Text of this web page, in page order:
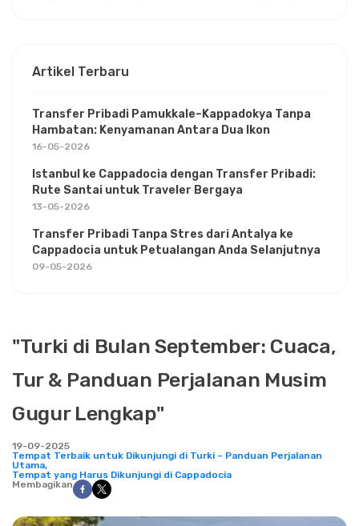
"Turki di Bulan September: Cuaca,
Tur & Panduan Perjalanan Musim
Gugur Lengkap"
19-09-2025
Tempat Terbaik untuk Dikunjungi di Turki – Panduan Perjalanan
Utama,
Tempat yang Harus Dikunjungi di Cappadocia
Membagikan
Artikel Terbaru
Transfer Pribadi Pamukkale–Kappadokya Tanpa
Hambatan: Kenyamanan Antara Dua Ikon
16-05-2026
Istanbul ke Cappadocia dengan Transfer Pribadi:
Rute Santai untuk Traveler Bergaya
13-05-2026
Transfer Pribadi Tanpa Stres dari Antalya ke
Cappadocia untuk Petualangan Anda Selanjutnya
09-05-2026